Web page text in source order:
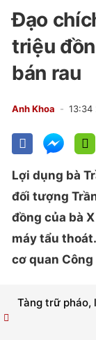
Đạo
triệu
bán rau
Anh Khoa 13:34
Lợi dụng bà
đối tượng
đồng của bà
máy tẩu
cơ quan
Tàng trữ pháo,